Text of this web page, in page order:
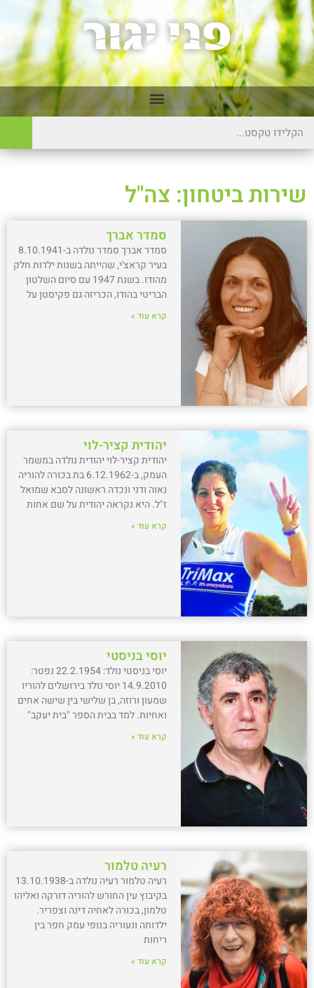
שירות ביטחון: צה"ל
סמדר אברך
סמדר אברך סמדר נולדה ב-8.10.1941
בעיר קראצ'י, שהייתה בשנות ילדות חלק
מהודו. בשנת 1947 עם סיום השלטון
הבריטי בהודו, הכריזה גם פקיסטן על
קרא עוד »
יהודית קציר-לוי
יהודית קציר-לוי יהודית נולדה במשמר
העמק, ב-6.12.1962 בת בכורה להוריה
נאוה ודני ונכדה ראשונה לסבא שמואל
ז"ל. היא נקראה יהודית על שם אחות
קרא עוד »
יוסי בניסטי
יוסי בניסטי נולד: 22.2.1954 נפטר:
14.9.2010 יוסי נולד בירושלים להוריו
שמעון ורוזה, בן שלישי בין שישה אחים
ואחיות. למד בבית הספר "בית יעקב"
קרא עוד »
רעיה טלמור
רעיה טלמור רעיה נולדה ב-13.10.1938
בקיבוץ עין החורש להוריה דורקה ואליהו
טלמון, בכורה לאחיה דינה וצפריר.
ילדותה ונעוריה בנופי עמק חפר בין
ריחות
קרא עוד »